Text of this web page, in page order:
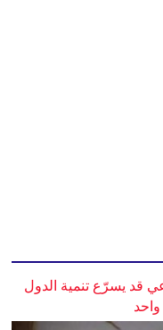
قد يسرّع تنمية الدول
واحد